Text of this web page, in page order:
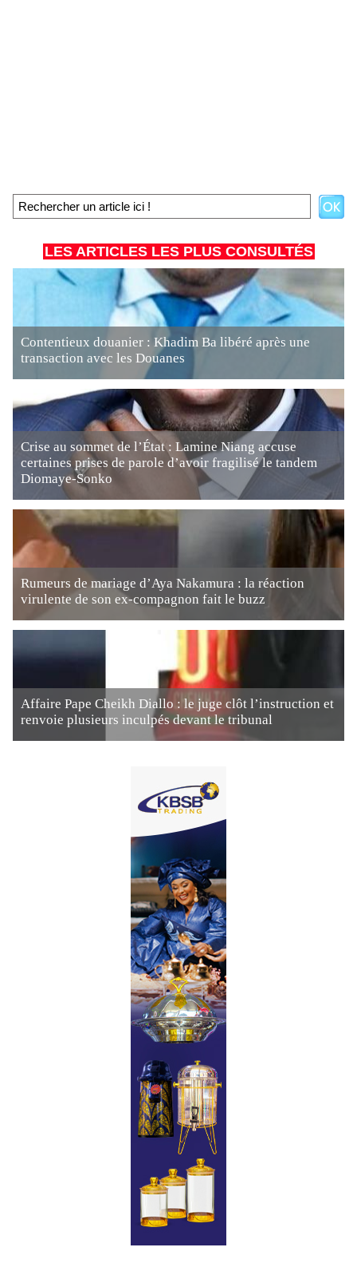
LES ARTICLES LES PLUS CONSULTÉS
Contentieux douanier : Khadim Ba libéré après une
transaction avec les Douanes
Crise au sommet de l’État : Lamine Niang accuse
certaines prises de parole d’avoir fragilisé le tandem
Diomaye-Sonko
Rumeurs de mariage d’Aya Nakamura : la réaction
virulente de son ex-compagnon fait le buzz
Affaire Pape Cheikh Diallo : le juge clôt l’instruction et
renvoie plusieurs inculpés devant le tribunal